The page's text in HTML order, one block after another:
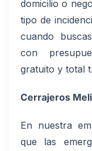
domicilio o
tipo de
cuando
con
gratuito y total
Cerrajeros
En nuestra
que las